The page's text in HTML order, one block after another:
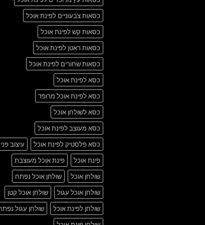
כסאות צבעוניים לפינת אוכל
כסאות קש לפינת אוכל
כסאות ראטן לפינת אוכל
כסאות שחורים לפינת אוכל
כסא לפינת אוכל
כסא לפינת אוכל מרופד
כסא לשולחן אוכל
כסא מעוצב לפינת אוכל
כסא פלסטיק לפינת אוכל
עיצוב
פינת אוכל
פינת אוכל מעוצבת
שולחן אוכל
שולחן אוכל נפתח
שולחן אוכל עגול
שולחן אוכל קטן
שולחן לפינת אוכל
שולחן עגול